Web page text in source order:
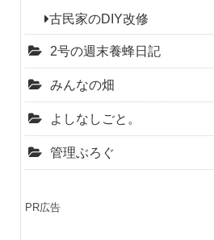
古民家のDIY改修
2号の週末養蜂日記
みんなの畑
よしなしごと。
管理ぶろぐ
PR広告